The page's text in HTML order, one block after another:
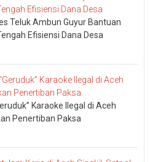
Teluk Ambun Guyur Bantuan
Efisiensi Dana Desa
Karaoke Ilegal di Aceh
Penertiban Paksa